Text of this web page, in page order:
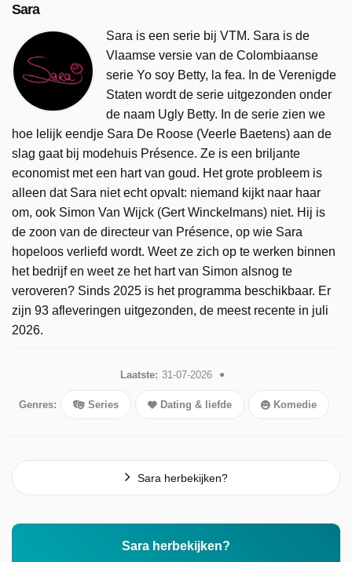
Sara
Sara is een serie bij VTM. Sara is de
Vlaamse versie van de Colombiaanse
serie Yo soy Betty, la fea. In de Verenigde
Staten wordt de serie uitgezonden onder
de naam Ugly Betty. In de serie zien we
hoe lelijk eendje Sara De Roose (Veerle Baetens) aan de
slag gaat bij modehuis Présence. Ze is een briljante
economist met een hart van goud. Het grote probleem is
alleen dat Sara niet echt opvalt: niemand kijkt naar haar
om, ook Simon Van Wijck (Gert Winckelmans) niet. Hij is
de zoon van de directeur van Présence, op wie Sara
hopeloos verliefd wordt. Weet ze zich op te werken binnen
het bedrijf en weet ze het hart van Simon alsnog te
veroveren? Sinds 2025 is het programma beschikbaar. Er
zijn 93 afleveringen uitgezonden, de meest recente in juli
2026.
Laatste: 31-07-2026
Genres: Series Dating & liefde Komedie
Sara herbekijken?
Sara herbekijken?